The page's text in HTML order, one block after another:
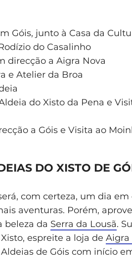
Góis, junto à Casa da
do Casalinho
direcção a Aigra Nova
e Atelier da Broa
do Xisto da Pena e
a Góis e Visita ao
DO XISTO DE
com certeza, um dia
aventuras. Porém,
beleza da Serra da Lousã.
espreite a loja de Aigra
de Góis com início